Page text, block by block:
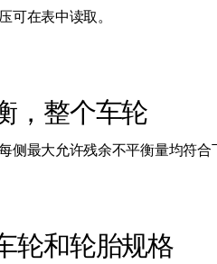
可在表中读取。
，整个车轮
侧最大允许残余不平衡量均符合
轮和轮胎规格